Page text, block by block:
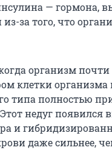
— гормона,
за того, что
организм
клетки
типа полностью
недуг появился
и
даже сильнее,